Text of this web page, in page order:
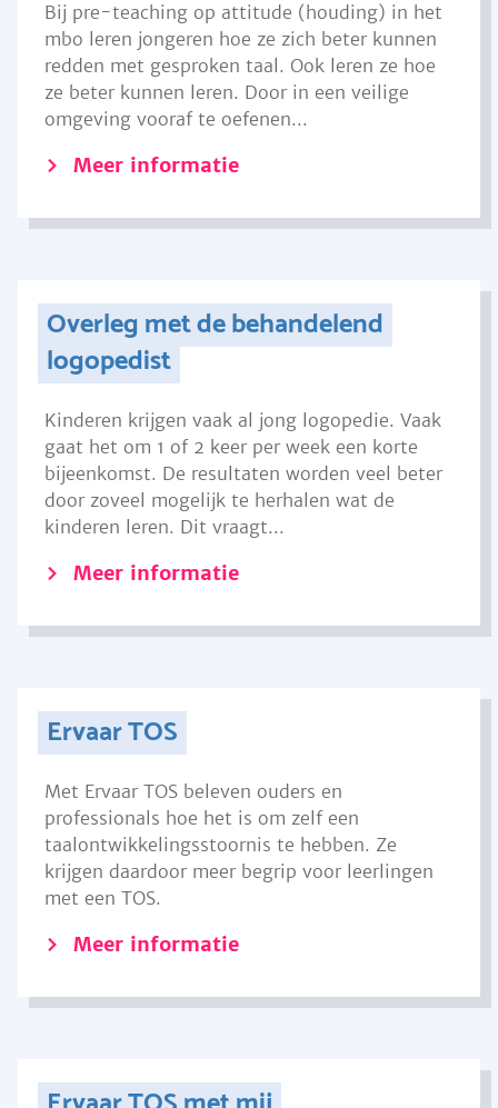
Bij pre-teaching op attitude (houding) in het
mbo leren jongeren hoe ze zich beter kunnen
redden met gesproken taal. Ook leren ze hoe
ze beter kunnen leren. Door in een veilige
omgeving vooraf te oefenen...
Meer informatie
Overleg met de behandelend
logopedist
Kinderen krijgen vaak al jong logopedie. Vaak
gaat het om 1 of 2 keer per week een korte
bijeenkomst. De resultaten worden veel beter
door zoveel mogelijk te herhalen wat de
kinderen leren. Dit vraagt...
Meer informatie
Ervaar TOS
Met Ervaar TOS beleven ouders en
professionals hoe het is om zelf een
taalontwikkelingsstoornis te hebben. Ze
krijgen daardoor meer begrip voor leerlingen
met een TOS.
Meer informatie